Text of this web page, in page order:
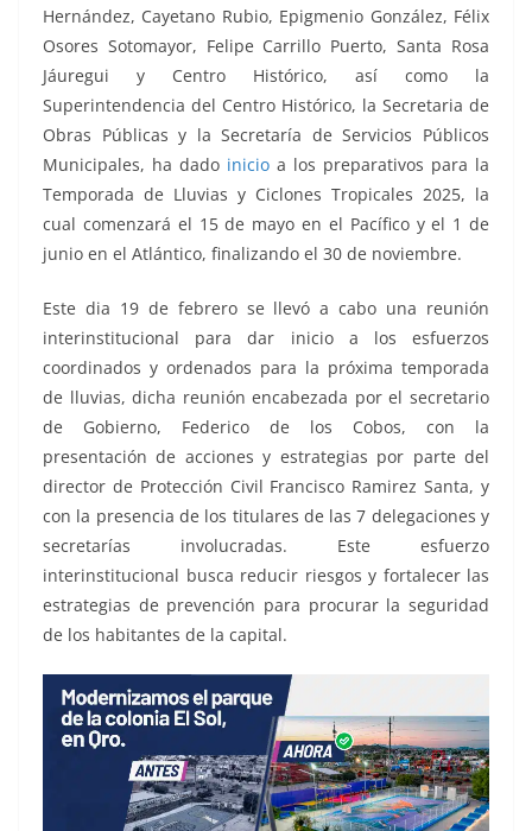
Hernández, Cayetano Rubio, Epigmenio González, Félix
Osores Sotomayor, Felipe Carrillo Puerto, Santa Rosa
Jáuregui y Centro Histórico, así como la
Superintendencia del Centro Histórico, la Secretaria de
Obras Públicas y la Secretaría de Servicios Públicos
Municipales, ha dado inicio a los preparativos para la
Temporada de Lluvias y Ciclones Tropicales 2025, la
cual comenzará el 15 de mayo en el Pacífico y el 1 de
junio en el Atlántico, finalizando el 30 de noviembre.
Este dia 19 de febrero se llevó a cabo una reunión
interinstitucional para dar inicio a los esfuerzos
coordinados y ordenados para la próxima temporada
de lluvias, dicha reunión encabezada por el secretario
de Gobierno, Federico de los Cobos, con la
presentación de acciones y estrategias por parte del
director de Protección Civil Francisco Ramirez Santa, y
con la presencia de los titulares de las 7 delegaciones y
secretarías involucradas. Este esfuerzo
interinstitucional busca reducir riesgos y fortalecer las
estrategias de prevención para procurar la seguridad
de los habitantes de la capital.